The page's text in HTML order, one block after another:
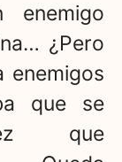
¿Pero
enemigos
que se
que